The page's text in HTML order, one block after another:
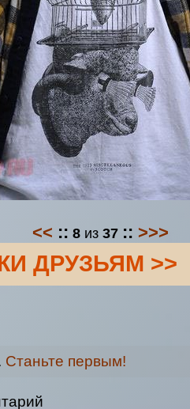
<< :: 8из 37 :: >>>
ДРУЗЬЯМ >>
Станьте первым!